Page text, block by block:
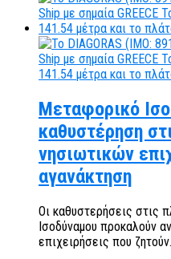
Μεταφορικό
καθυστέρηση
νησιωτικών
αγανάκτηση
Οι καθυστερήσεις στις
Ισοδύναμου προκαλούν
επιχειρήσεις που